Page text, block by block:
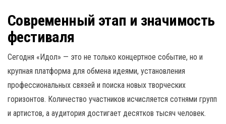
Современный этап и значимость
фестиваля
Сегодня «Идол» — это не только концертное событие, но и
крупная платформа для обмена идеями, установления
профессиональных связей и поиска новых творческих
горизонтов. Количество участников исчисляется сотнями групп
и артистов, а аудитория достигает десятков тысяч человек.